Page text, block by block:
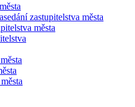
zastupitelstva města
města